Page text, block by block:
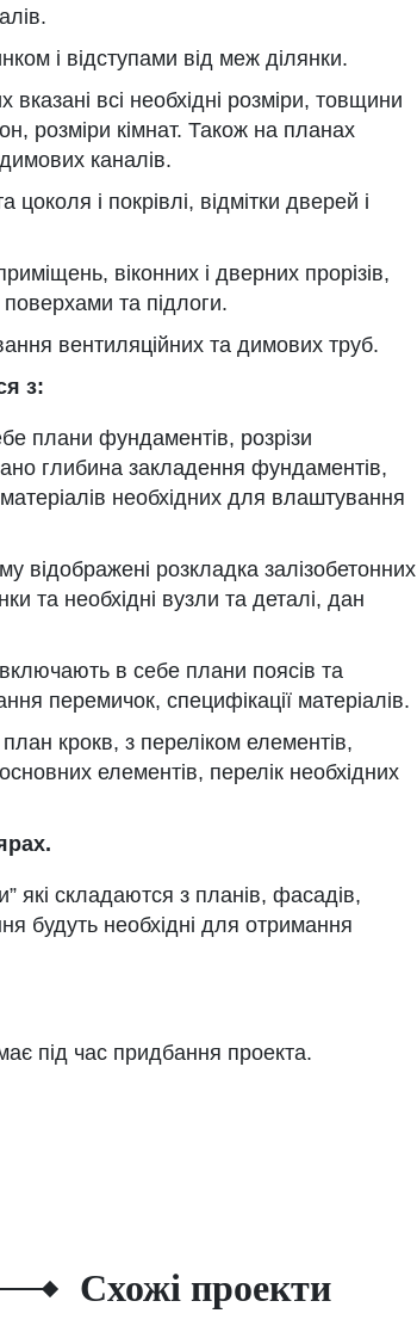
і відступами від меж ділянки.
всі необхідні розміри, товщини
розміри кімнат. Також на планах
каналів.
і покрівлі, відмітки дверей і
віконних і дверних прорізів,
та підлоги.
вентиляційних та димових труб.
з:
плани фундаментів, розрізи
глибина закладення фундаментів,
необхідних для влаштування
відображені розкладка залізобетонних
та необхідні вузли та деталі, дан
в себе плани поясів та
перемичок, специфікації матеріалів.
крокв, з переліком елементів,
елементів, перелік необхідних
які складаются з планів, фасадів,
будуть необхідні для отримання
під час придбання проекта.
Схожі проекти